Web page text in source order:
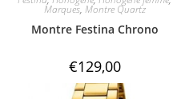
Marques, Montre Quartz
Montre Festina Chrono
€129,00